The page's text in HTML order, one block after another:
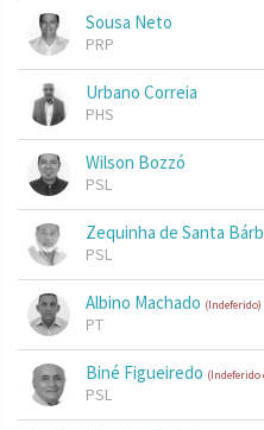
Sousa Neto
PRP
Urbano Correia
PHS
Wilson Bozzó
PSL
Zequinha de Santa
PSL
Albino Machado (Indeferido)
PT
Biné Figueiredo (Indeferido
PSL